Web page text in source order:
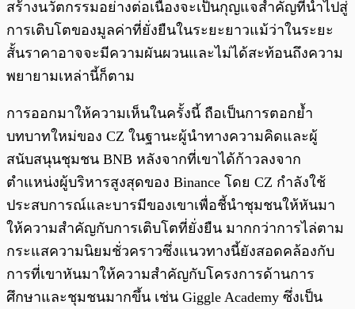
สร้างนวัตกรรมอย่างต่อเนื่องจะเป็นกุญแจสำคัญที่นำไปสู่
การเติบโตของมูลค่าที่ยั่งยืนในระยะยาวแม้ว่าในระยะ
สั้นราคาอาจจะมีความผันผวนและไม่ได้สะท้อนถึงความ
พยายามเหล่านี้ก็ตาม
การออกมาให้ความเห็นในครั้งนี้ ถือเป็นการตอกย้ำ
บทบาทใหม่ของ CZ ในฐานะผู้นำทางความคิดและผู้
สนับสนุนชุมชน BNB หลังจากที่เขาได้ก้าวลงจาก
ตำแหน่งผู้บริหารสูงสุดของ Binance โดย CZ กำลังใช้
ประสบการณ์และบารมีของเขาเพื่อชี้นำชุมชนให้หันมา
ให้ความสำคัญกับการเติบโตที่ยั่งยืน มากกว่าการไล่ตาม
กระแสความนิยมชั่วคราวซึ่งแนวทางนี้ยังสอดคล้องกับ
การที่เขาหันมาให้ความสำคัญกับโครงการด้านการ
ศึกษาและชุมชนมากขึ้น เช่น Giggle Academy ซึ่งเป็น